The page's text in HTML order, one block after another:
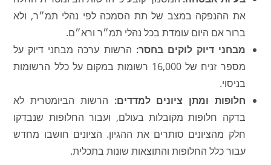
את ההנפקה במצב של תת הסמכה לפי נהלי תמ״ר, ולא
ברור אם היום עומדת בכל נהלי תמ״ר ורא״ם.
מבחני דיוק לוקים בחסר: הרשות ערכה מבחני דיוק על
מספר זניח של 16,000 רשומות במקום על כלל הרשומות
בניסוי.
חלופות ומתן ציונים למדדים: הרשות הביומטרית לא
בדקה חלופות מקובלות בעולם, ועבור החלופות שנבדקו
חלק מהציונים סותרים את ההגיון. הציונים חושבו מחדש
עבור כלל החלופות והתוצאות שונות בתכלית.